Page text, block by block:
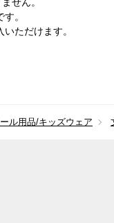
せん。
。
ただけます。
ル用品/キッズウェア